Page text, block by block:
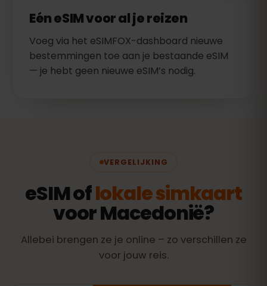
Eén eSIM voor al je reizen
Voeg via het eSIMFOX-dashboard nieuwe
bestemmingen toe aan je bestaande eSIM
— je hebt geen nieuwe eSIM’s nodig.
VERGELIJKING
eSIM oflokale simkaart
voor Macedonië?
Allebei brengen ze je online – zo verschillen ze
voor jouw reis.